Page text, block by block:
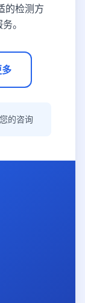
的检测方
。
的咨询